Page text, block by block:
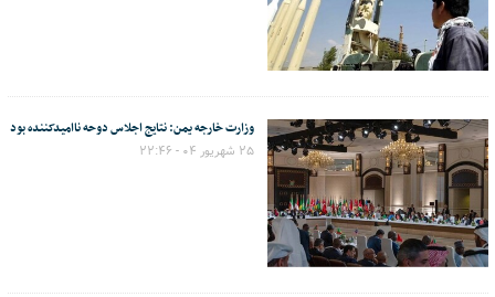
وزارت خارجه یمن: نتایج اجلاس دوحه ناامیدکننده بود
۲۵ شهریور ۰۴ - ۲۲:۴۶